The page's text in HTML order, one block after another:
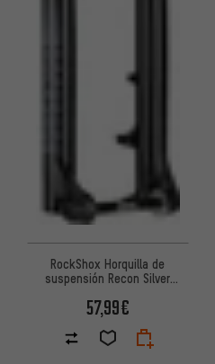
RockShox Horquilla de
suspensión Recon Silver
57,99€